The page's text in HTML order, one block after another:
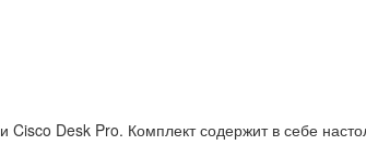
Cisco Desk Pro. Комплект содержит в себе